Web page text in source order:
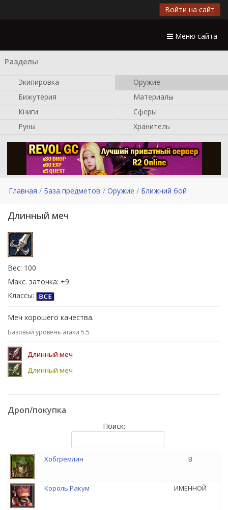
Войти на сайт
Меню сайта
Разделы
Экипировка
Оружие
Бижутерия
Материалы
Книги
Сферы
Руны
Хранитель
Главная База предметов Оружие Ближний бой
Длинный меч
Вес: 100
Макс. заточка: +9
Классы:
Меч хорошего качества.
Базовый уровень атаки 5.5
Длинный меч
Длинный меч
Дроп/покупка
Поиск:
Хобгремлин B
Король Ракум ИМЕННОЙ